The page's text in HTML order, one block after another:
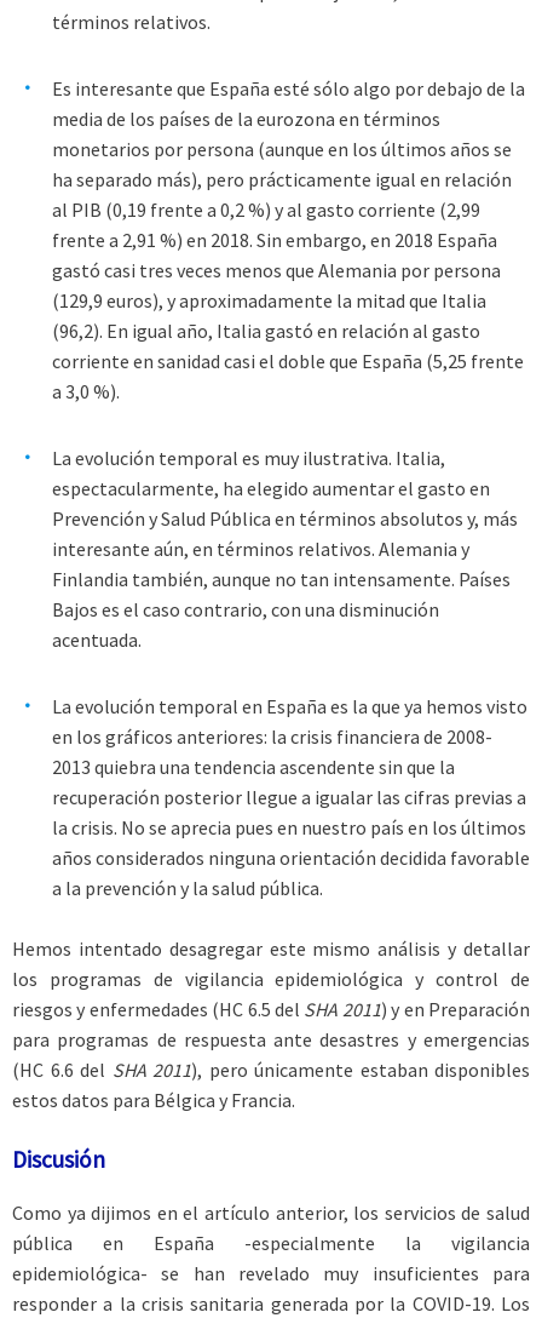
términos relativos.
Es interesante que España esté sólo algo por debajo de la
media de los países de la eurozona en términos
monetarios por persona (aunque en los últimos años se
ha separado más), pero prácticamente igual en relación
al PIB (0,19 frente a 0,2 %) y al gasto corriente (2,99
frente a 2,91 %) en 2018. Sin embargo, en 2018 España
gastó casi tres veces menos que Alemania por persona
(129,9 euros), y aproximadamente la mitad que Italia
(96,2). En igual año, Italia gastó en relación al gasto
corriente en sanidad casi el doble que España (5,25 frente
a 3,0 %).
La evolución temporal es muy ilustrativa. Italia,
espectacularmente, ha elegido aumentar el gasto en
Prevención y Salud Pública en términos absolutos y, más
interesante aún, en términos relativos. Alemania y
Finlandia también, aunque no tan intensamente. Países
Bajos es el caso contrario, con una disminución
acentuada.
La evolución temporal en España es la que ya hemos visto
en los gráficos anteriores: la crisis financiera de 2008-
2013 quiebra una tendencia ascendente sin que la
recuperación posterior llegue a igualar las cifras previas a
la crisis. No se aprecia pues en nuestro país en los últimos
años considerados ninguna orientación decidida favorable
a la prevención y la salud pública.
Hemos intentado desagregar este mismo análisis y detallar
los programas de vigilancia epidemiológica y control de
riesgos y enfermedades (HC 6.5 del SHA 2011) y en Preparación
para programas de respuesta ante desastres y emergencias
(HC 6.6 del SHA 2011), pero únicamente estaban disponibles
estos datos para Bélgica y Francia.
Discusión
Como ya dijimos en el artículo anterior, los servicios de salud
pública en España -especialmente la vigilancia
epidemiológica- se han revelado muy insuficientes para
responder a la crisis sanitaria generada por la COVID-19. Los